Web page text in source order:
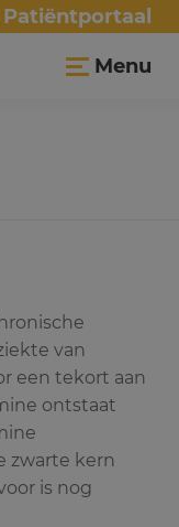
Patiëntportaal
Menu
van
een tekort aan
ontstaat
zwarte kern
is nog